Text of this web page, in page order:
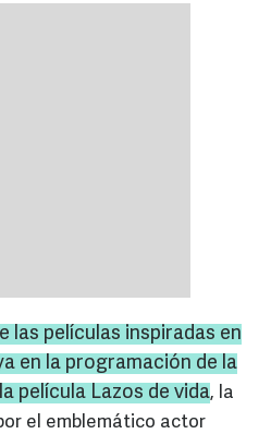
las películas inspiradas en
en la programación de la
película Lazos de vida, la
el emblemático actor